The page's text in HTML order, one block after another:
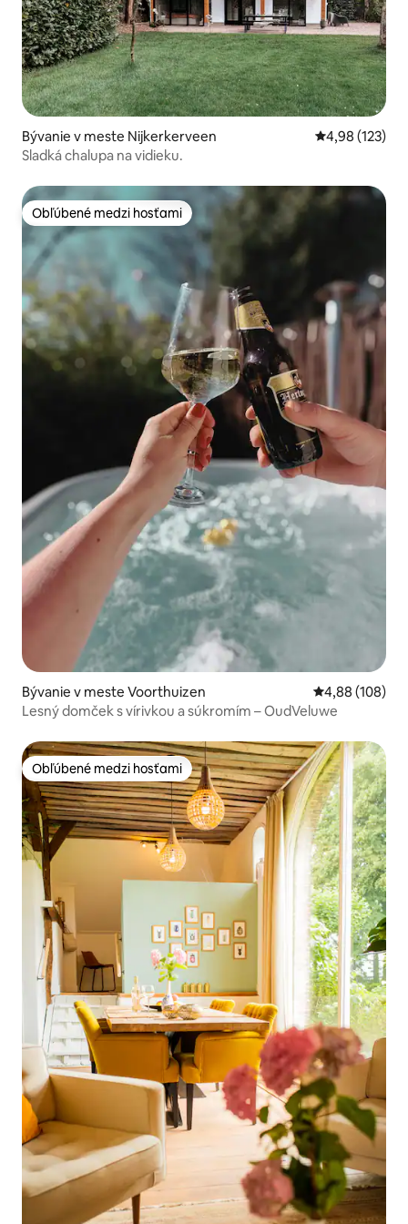
Bývanie v meste Nijkerkerveen Priemerné
4,98 (123)
Sladká chalupa na vidieku.
Obľúbené medzi hosťami
Obľúbené medzi hosťami
Bývanie v meste Voorthuizen Priemerné
4,88 (108)
Lesný domček s vírivkou a súkromím – OudVeluwe
Obľúbené medzi hosťami
Obľúbené medzi hosťami